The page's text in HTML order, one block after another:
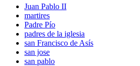
Juan Pablo II
martires
Padre Pío
padres de la iglesia
san Francisco de Asís
san jose
san pablo